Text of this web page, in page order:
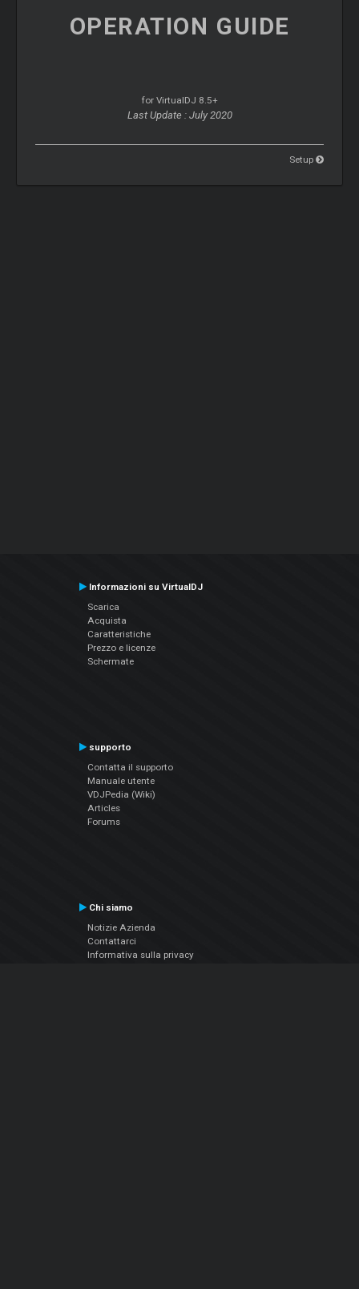
OPERATION GUIDE
for VirtualDJ 8.5+
Last Update : July 2020
Setup
Informazioni su VirtualDJ
Scarica
Acquista
Caratteristiche
Prezzo e licenze
Schermate
supporto
Contatta il supporto
Manuale utente
VDJPedia (Wiki)
Articles
Forums
Chi siamo
Notizie Azienda
Contattarci
Informativa sulla privacy